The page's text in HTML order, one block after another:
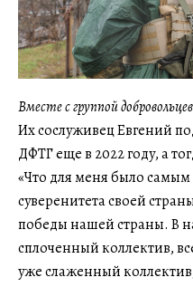
Вместе с группой
Их сослуживец Евгений
ДФТГ еще в 2022 году, а
«Что для меня было
суверенитета своей
победы нашей страны. В
сплоченный коллектив,
уже слаженный